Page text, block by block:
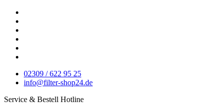
02309 / 622 95 25
info@filter-shop24.de
Service & Bestell Hotline